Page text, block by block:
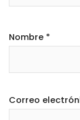
Nombre *
Correo